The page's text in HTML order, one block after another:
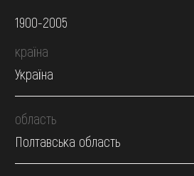
1900-2005
країна
Україна
область
Полтавська область